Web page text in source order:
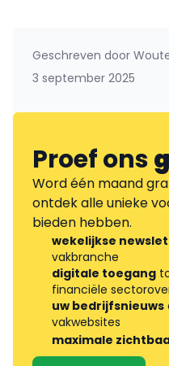
Geschreven door
3 september 2025
Proef ons
Word één maand
ontdek alle unieke
bieden hebben.
wekelijkse
vakbranche
digitale toegang
financiële
uw bedrijfsnieuws
vakwebsites
maximale